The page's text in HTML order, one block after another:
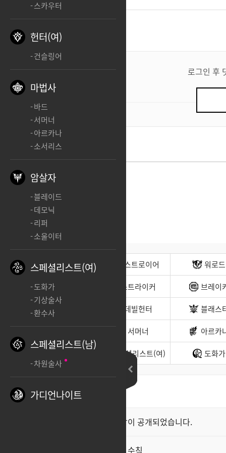
댓글0
로그인 후
쓰
기
/ 200
스카우터
헌터(여)
건슬링어
마법사
바드
서머너
아르카나
소서리스
암살자
블레이드
데모닉
리퍼
소울이터
스페셜리스트(여)
도화가
기상술사
환수사
스페셜리스트(남)
차원술사
가디언나이트
전사(남) 디스트로이어 워로드
무도가(남)
스트라이커 브레이
헌터(남)
데빌헌터 블래스
서머너 아르카
소울이터
스페셜리스트(여) 도화가
최신순 좋아요순
클래스 스킬 영상이 공개되었습니다.
직업게시판 이용 수칙